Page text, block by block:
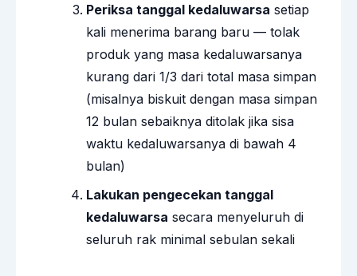
Periksa tanggal kedaluwarsa setiap
kali menerima barang baru — tolak
produk yang masa kedaluwarsanya
kurang dari 1/3 dari total masa simpan
(misalnya biskuit dengan masa simpan
12 bulan sebaiknya ditolak jika sisa
waktu kedaluwarsanya di bawah 4
bulan)
Lakukan pengecekan tanggal
kedaluwarsa secara menyeluruh di
seluruh rak minimal sebulan sekali